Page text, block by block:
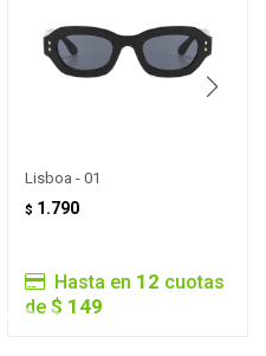
Lisboa - 01
$ 1.790
Hasta en 12 cuotas
de $ 149